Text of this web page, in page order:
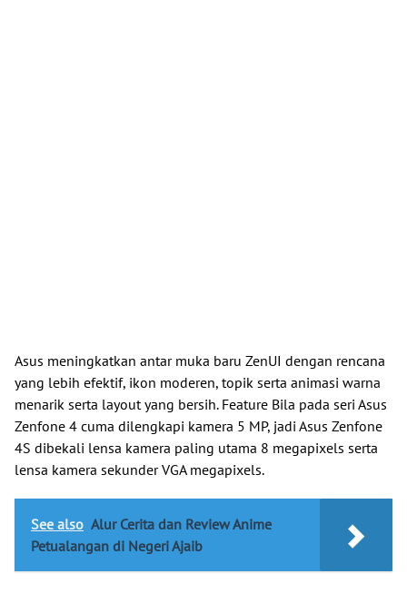
Asus meningkatkan antar muka baru ZenUI dengan rencana
yang lebih efektif, ikon moderen, topik serta animasi warna
menarik serta layout yang bersih. Feature Bila pada seri Asus
Zenfone 4 cuma dilengkapi kamera 5 MP, jadi Asus Zenfone
4S dibekali lensa kamera paling utama 8 megapixels serta
lensa kamera sekunder VGA megapixels.
See also Alur Cerita dan Review Anime
Petualangan di Negeri Ajaib